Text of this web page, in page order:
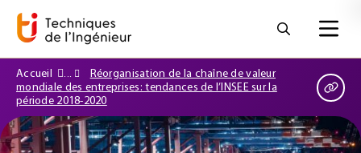
Accueil
Réorganisation de la chaîne de valeur
mondiale des entreprises: tendances de l’INSEE sur la
période 2018-2020